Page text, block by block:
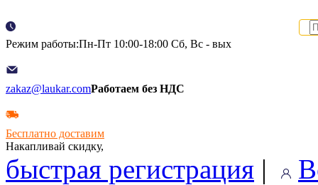
Режим работы:Пн-Пт 10:00-18:00 Сб, Вс - вых
zakaz@laukar.comРаботаем без НДС
Бесплатно доставим
Накапливай скидку,
быстрая регистрация |